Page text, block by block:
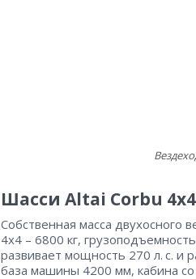
Шасси Altai Corbu 4х4
Собственная масса двухосного
4х4 – 6800 кг,
развивает мощность 270 л. с. и
база машины 4200 мм, кабина со